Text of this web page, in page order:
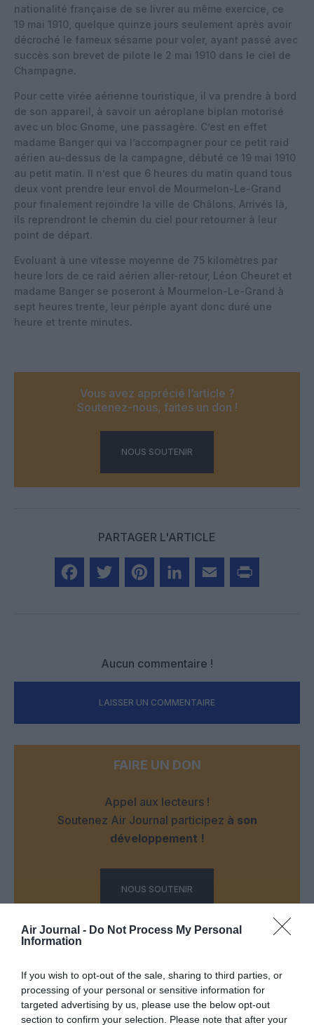
Air Journal - Do Not Process My Personal
Information
If you wish to opt-out of the sale, sharing to third parties, or
processing of your personal or sensitive information for
targeted advertising by us, please use the below opt-out
section to confirm your selection. Please note that after your
nationalité française de se livrer au même exercice, ce
19 mai 1910, quelque quinze jours seulement après avoir
décroché le fameux sésame pour voler, ayant passé avec
succès son brevet de pilote le 2 mai 1910 dans le ciel de
Champagne.
Pour cette virée aérienne touristique, il va prendre à bord
de son appareil, à savoir un aéroplane biplan motorisé
avec un bloc Gnome, une passagère. C’est en effet
madame Banger qui va l’accompagner pour ce petit raid
aérien au-dessus de la campagne, débuté ce 19 mai 1910
au petit matin. Il n’est que 6 heures du matin quand tous
deux vont prendre leur envol de Mourmelon-Le-Grand
pour finalement rejoindre la ville de Châlons. Arrivés là,
ils reprendront le chemin du ciel pour retourner à leur
point de départ.
Evoluant à une vitesse moyenne de 75 kilomètres par
heure lors de ce raid aérien aller-retour, Léon Cheuret et
madame Banger se poseront à Mourmelon-Le-Grand à
sept heures trente, leur périple ayant donc duré une
heure et trente minutes.
Vous avez apprécié l’article ?
Soutenez-nous, faites un don !
NOUS SOUTENIR
PARTAGER L'ARTICLE
Aucun commentaire !
LAISSER UN COMMENTAIRE
FAIRE UN DON
Appel aux lecteurs !
Soutenez Air Journal participez à son
développement !
NOUS SOUTENIR
DERNIERS COMMENTAIRES